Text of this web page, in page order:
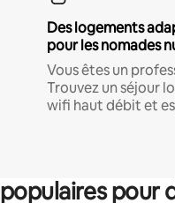
Des logements
pour les nomades
Vous êtes un
Trouvez un séjour
wifi haut débit et
pour